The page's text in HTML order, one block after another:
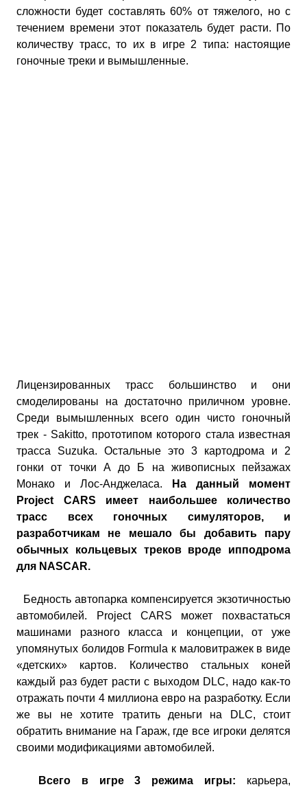
сложности будет составлять 60% от тяжелого, но с
течением времени этот показатель будет расти. По
количеству трасс, то их в игре 2 типа: настоящие
гоночные треки и вымышленные.
Лицензированных трасс большинство и они
смоделированы на достаточно приличном уровне.
Среди вымышленных всего один чисто гоночный
трек - Sakitto, прототипом которого стала известная
трасса Suzuka. Остальные это 3 картодрома и 2
гонки от точки А до Б на живописных пейзажах
Монако и Лос-Анджеласа.
На данный момент
Project CARS имеет наибольшее количество
трасс всех гоночных симуляторов, и
разработчикам не мешало бы добавить пару
обычных кольцевых треков вроде ипподрома
для NASCAR.
Бедность автопарка компенсируется экзотичностью
автомобилей. Project CARS может похвастаться
машинами разного класса и концепции, от уже
упомянутых болидов Formula к маловитражек в виде
«детских» картов. Количество стальных коней
каждый раз будет расти с выходом DLC, надо как-то
отражать почти 4 миллиона евро на разработку. Если
же вы не хотите тратить деньги на DLC, стоит
обратить внимание на Гараж, где все игроки делятся
своими модификациями автомобилей.
Всего в игре 3 режима игры: карьера,